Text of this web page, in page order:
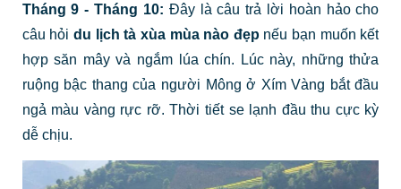
Tháng 9 - Tháng 10: Đây là câu trả lời hoàn hảo cho
câu hỏi du lịch tà xùa mùa nào đẹpnếu bạn muốn kết
hợp săn mây và ngắm lúa chín. Lúc này, những thửa
ruộng bậc thang của người Mông ở Xím Vàng bắt đầu
ngả màu vàng rực rỡ. Thời tiết se lạnh đầu thu cực kỳ
dễ chịu.